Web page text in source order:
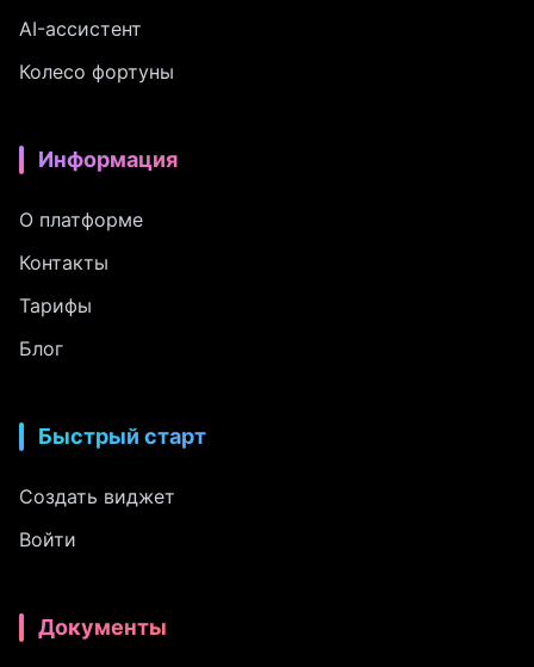
AI-ассистент
Колесо фортуны
Информация
О платформе
Контакты
Тарифы
Блог
Быстрый старт
Создать виджет
Войти
Документы